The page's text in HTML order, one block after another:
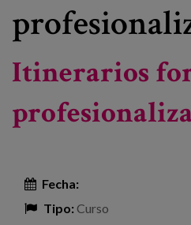
Itinerarios
Fecha:
Tipo:Curso